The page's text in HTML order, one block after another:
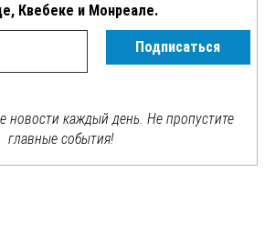
Квебеке и Монреале.
новости каждый день. Не пропустите
главные события!